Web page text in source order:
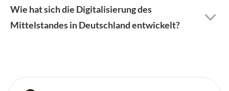
Wie hat sich die Digitalisierung des
Mittelstandes in Deutschland entwickelt?